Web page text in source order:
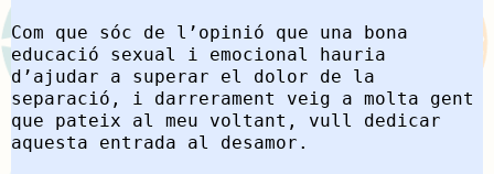
Com que sóc de l’opinió que una bona
educació sexual i emocional hauria
d’ajudar a superar el dolor de la
separació, i darrerament veig a molta gent
que pateix al meu voltant, vull dedicar
aquesta entrada al desamor.